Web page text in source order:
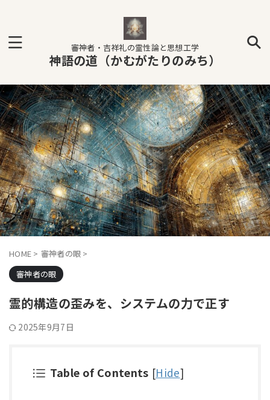
審神者・吉祥礼の霊性論と思想工学
神語の道（かむがたりのみち）
HOME > 審神者の眼 >
審神者の眼
霊的構造の歪みを、システムの力で正す
2025年9月7日
Table of Contents [Hide]